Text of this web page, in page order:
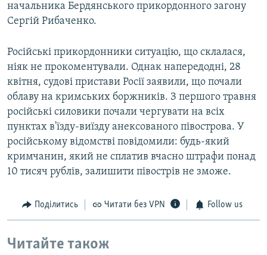
начальника Бердянського прикордонного загону
Сергій Рибаченко.
Російські прикордонники ситуацію, що склалася,
ніяк не прокоментували. Однак напередодні, 28
квітня, судові пристави Росії заявили, що почали
облаву на кримських боржників. З першого травня
російські силовики почали чергувати на всіх
пунктах в'їзду-виїзду анексованого півострова. У
російському відомстві повідомили: будь-який
кримчанин, який не сплатив вчасно штрафи понад
10 тисяч рублів, залишити півострів не зможе.
Поділитись Читати без VPN Follow us
Читайте також